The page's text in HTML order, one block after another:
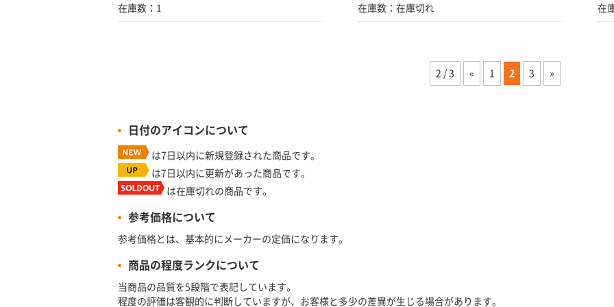
在庫数：1
在庫数：在庫切れ
在
2 / 3 « 1 2 3 »
日付のアイコンについて
は7日以内に新規登録された商品です。
は7日以内に更新があった商品です。
は在庫切れの商品です。
参考価格について
参考価格とは、基本的にメーカーの定価になります。
商品の程度ランクについて
当商品の品質を5段階で表記しています。
程度の評価は客観的に判断していますが、お客様と多少の差異が生じる場合があります。